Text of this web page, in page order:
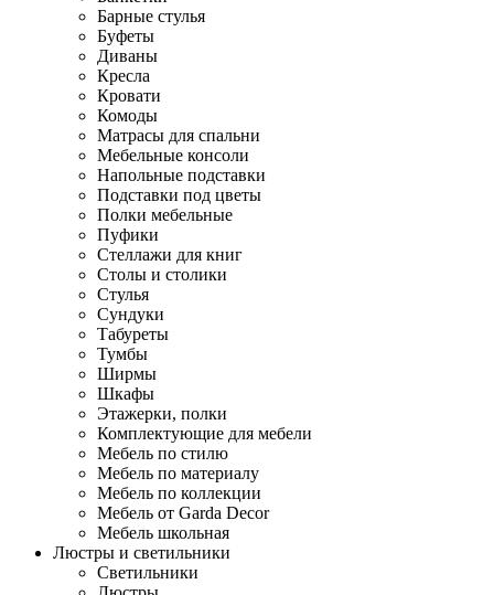
Барные стулья
Буфеты
Диваны
Кресла
Кровати
Комоды
Матрасы для спальни
Мебельные консоли
Напольные подставки
Подставки под цветы
Полки мебельные
Пуфики
Стеллажи для книг
Столы и столики
Стулья
Сундуки
Табуреты
Тумбы
Ширмы
Шкафы
Этажерки, полки
Комплектующие для мебели
Мебель по стилю
Мебель по материалу
Мебель по коллекции
Мебель от Garda Decor
Мебель школьная
Люстры и светильники
Светильники